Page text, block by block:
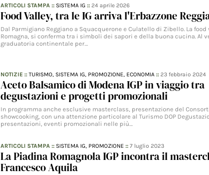
ARTICOLI STAMPA :: SISTEMA IG ::24 aprile 2026
Food Valley, tra le IG arriva l'Erbazzone
Dal Parmigiano Reggiano a Squacquerone e Culatello di Zibello. La
Romagna, si conferma tra i simboli dei sapori e della buona cucina. Al
graduatoria continentale per…
NOTIZIE ::TURISMO, SISTEMA IG, PROMOZIONE, ECONOMIA ::23 febbraio 2024
Aceto Balsamico di Modena IGP in viaggio tra
degustazioni e progetti promozionali
In programma anche esclusive masterclass, presentazione del
showcooking, con una attenzione particolare al Turismo DOP
presentazioni, eventi promozionali nelle più…
ARTICOLI STAMPA :: SISTEMA IG, PROMOZIONE ::7 luglio 2023
La Piadina Romagnola IGP incontra il
Francesco Aquila